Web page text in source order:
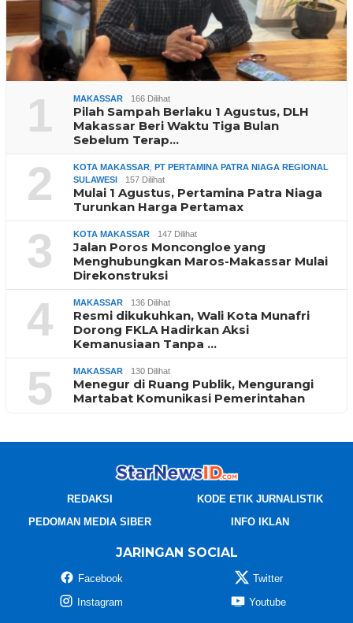
1 MAKASSAR 166 Dilihat
Pilah Sampah Berlaku 1 Agustus, DLH
Makassar Beri Waktu Tiga Bulan
Sebelum Terap…
2 KOTA MAKASSAR PT PERTAMINA PATRA NIAGA REGIONAL
SULAWESI
157 Dilihat
Mulai 1 Agustus, Pertamina Patra Niaga
Turunkan Harga Pertamax
3 KOTA MAKASSAR 147 Dilihat
Jalan Poros Moncongloe yang
Menghubungkan Maros-Makassar Mulai
Direkonstruksi
4 MAKASSAR 136 Dilihat
Resmi dikukuhkan, Wali Kota Munafri
Dorong FKLA Hadirkan Aksi
Kemanusiaan Tanpa …
5 MAKASSAR 130 Dilihat
Menegur di Ruang Publik, Mengurangi
Martabat Komunikasi Pemerintahan
REDAKSI
KODE ETIK JURNALISTIK
PEDOMAN MEDIA SIBER
INFO IKLAN
JARINGAN SOCIAL
Facebook
Twitter
Instagram
Youtube